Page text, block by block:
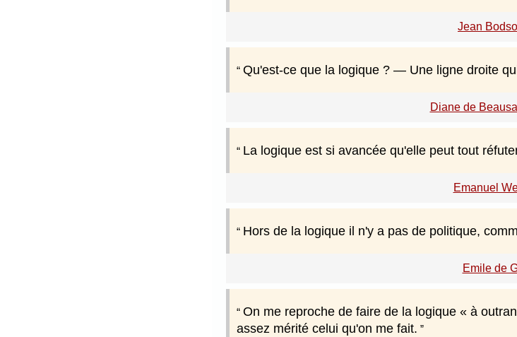
Jean
Qu'est-ce que la logique ? — Une ligne droite
Diane de
La logique est si avancée qu'elle peut tout
Emanuel
Hors de la logique il n'y a pas de politique,
Emile de
On me reproche de faire de la logique « à
assez mérité celui qu'on me fait.